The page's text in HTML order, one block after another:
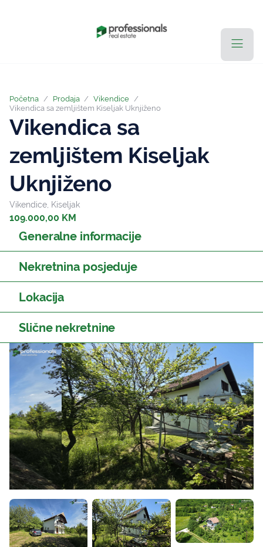
Početna / Prodaja / Vikendice /
Vikendica sa zemljištem Kiseljak Uknjiženo
Vikendica sa
zemljištem Kiseljak
Uknjiženo
Vikendice, Kiseljak
109.000,00 KM
Generalne informacije
Nekretnina posjeduje
Lokacija
Slične nekretnine